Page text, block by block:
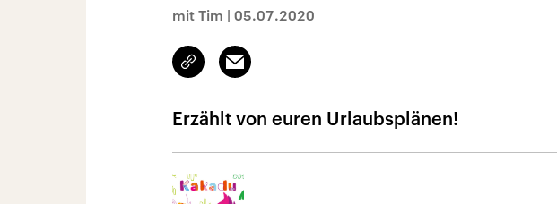
mit Tim | 05.07.2020
Link
kopieren/teilen
Email
Erzählt von euren Urlaubsplänen!